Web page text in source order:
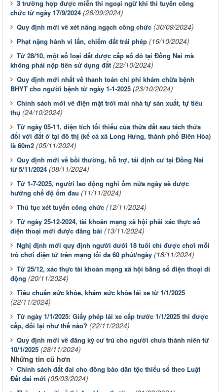
3 trường hợp được miễn thi ngoại ngữ khi thi tuyển công
chức từ ngày 17/9/2024 (26/09/2024)
Quy định mới về xét nâng ngạch công chức (30/09/2024)
Phạt nặng hành vi lấn, chiếm đất trái phép (16/10/2024)
Từ 28/10, một số loại đất được cấp sổ đỏ tại Đồng Nai mà
không phải nộp tiền sử dụng đất (22/10/2024)
Quy định mới nhất về thanh toán chi phí khám chữa bệnh
BHYT cho người bệnh từ ngày 1-1-2025 (23/10/2024)
Chính sách mới về điện mặt trời mái nhà tự sản xuất, tự tiêu
thụ (24/10/2024)
Từ ngày 05-11, diện tích tối thiểu của thửa đất sau tách thửa
đối với đất ở tại đô thị (kể cả xã Long Hưng, thành phố Biên Hòa)
là 60m2 (05/11/2024)
Quy định mới về bồi thường, hỗ trợ, tái định cư tại Đồng Nai
từ 5/11/2024 (08/11/2024)
Từ 1-7-2025, người lao động nghỉ ốm nửa ngày sẽ được
hưởng chế độ ốm đau (11/11/2024)
Thủ tục xét tuyển công chức (12/11/2024)
Từ ngày 25-12-2024, tài khoản mạng xã hội phải xác thực số
điện thoại mới được đăng bài (13/11/2024)
Nghị định mới quy định người dưới 18 tuổi chỉ được chơi mỗi
trò chơi điện tử trên mạng tối đa 60 phút/ngày (18/11/2024)
Từ 25/12, xác thực tài khoản mạng xã hội bằng số điện thoại di
động (20/11/2024)
Tiêu chuẩn sức khỏe, khám sức khỏe lái xe từ 1/1/2025
(22/11/2024)
Từ ngày 1/1/2025: Giấy phép lái xe cấp trước 1/1/2025 thì được
cấp, đổi lại như thế nào? (22/11/2024)
Quy định mới về đăng ký cư trú cho người chưa thành niên từ
10/1/2025 (28/11/2024)
Những tin cũ hơn
Chính sách đất đai cho đồng bào dân tộc thiểu số theo Luật
Đất đai mới (05/03/2024)